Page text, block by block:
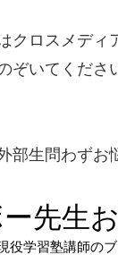
クロスメディ
ぞいてくださ
部生問わずお